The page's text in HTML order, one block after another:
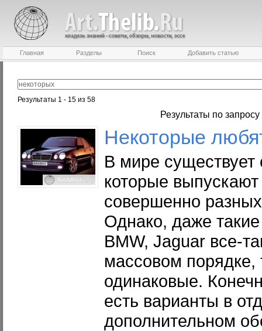
Главная Разделы Поиск Добавить статью
Результаты 1 - 15 из 58
Результаты по
Некоторые
В мире существует
которые
совершенно
Однако, даже
BMW, Jaguar все-
массовом порядке,
одинаковые.
есть варианты в
дополнительном